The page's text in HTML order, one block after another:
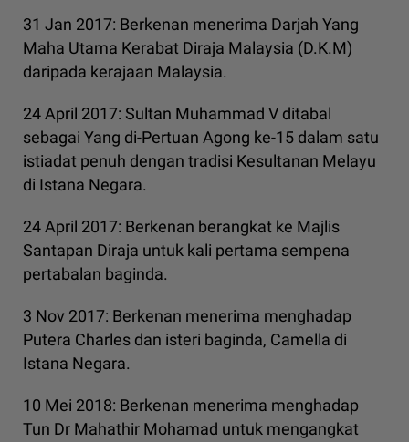
31 Jan 2017: Berkenan menerima Darjah Yang
Maha Utama Kerabat Diraja Malaysia (D.K.M)
daripada kerajaan Malaysia.
24 April 2017: Sultan Muhammad V ditabal
sebagai Yang di-Pertuan Agong ke-15 dalam satu
istiadat penuh dengan tradisi Kesultanan Melayu
di Istana Negara.
24 April 2017: Berkenan berangkat ke Majlis
Santapan Diraja untuk kali pertama sempena
pertabalan baginda.
3 Nov 2017: Berkenan menerima menghadap
Putera Charles dan isteri baginda, Camella di
Istana Negara.
10 Mei 2018: Berkenan menerima menghadap
Tun Dr Mahathir Mohamad untuk mengangkat